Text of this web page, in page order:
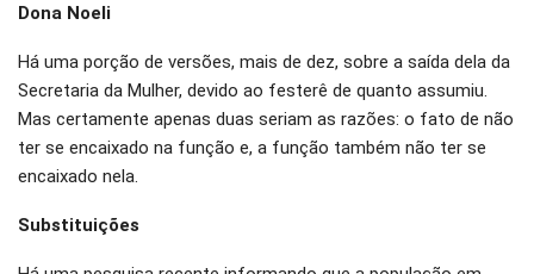
Dona Noeli
Há uma porção de versões, mais de dez, sobre a saída dela da
Secretaria da Mulher, devido ao festerê de quanto assumiu.
Mas certamente apenas duas seriam as razões: o fato de não
ter se encaixado na função e, a função também não ter se
encaixado nela.
Substituições